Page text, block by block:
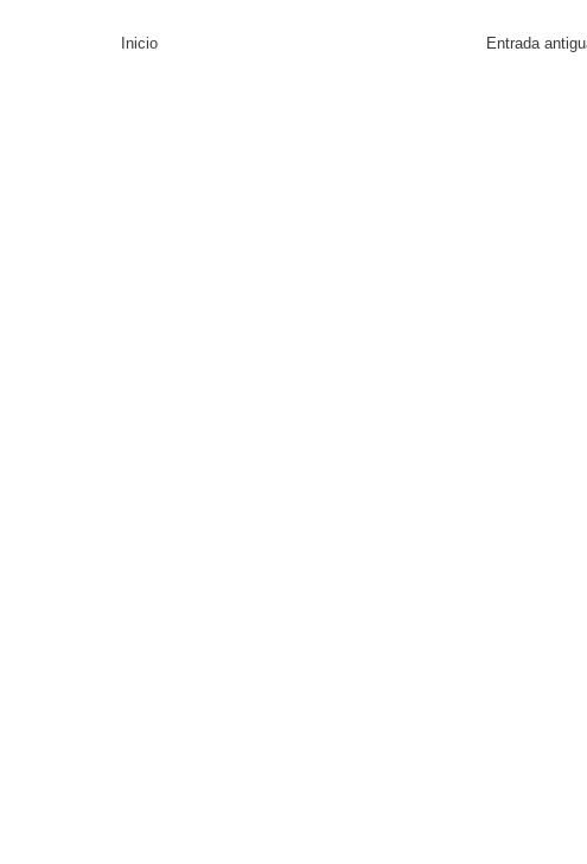
Entrada
Inicio